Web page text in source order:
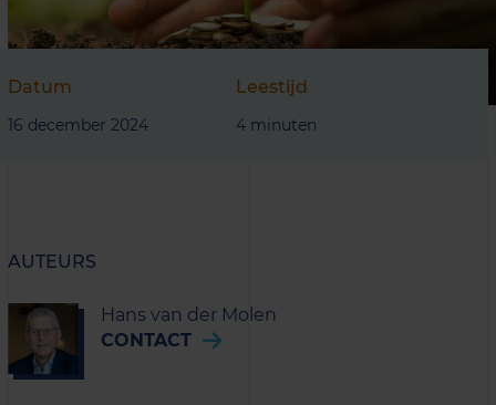
Datum
16 december 2024
Leestijd
4 minuten
AUTEURS
Hans van der Molen
CONTACT